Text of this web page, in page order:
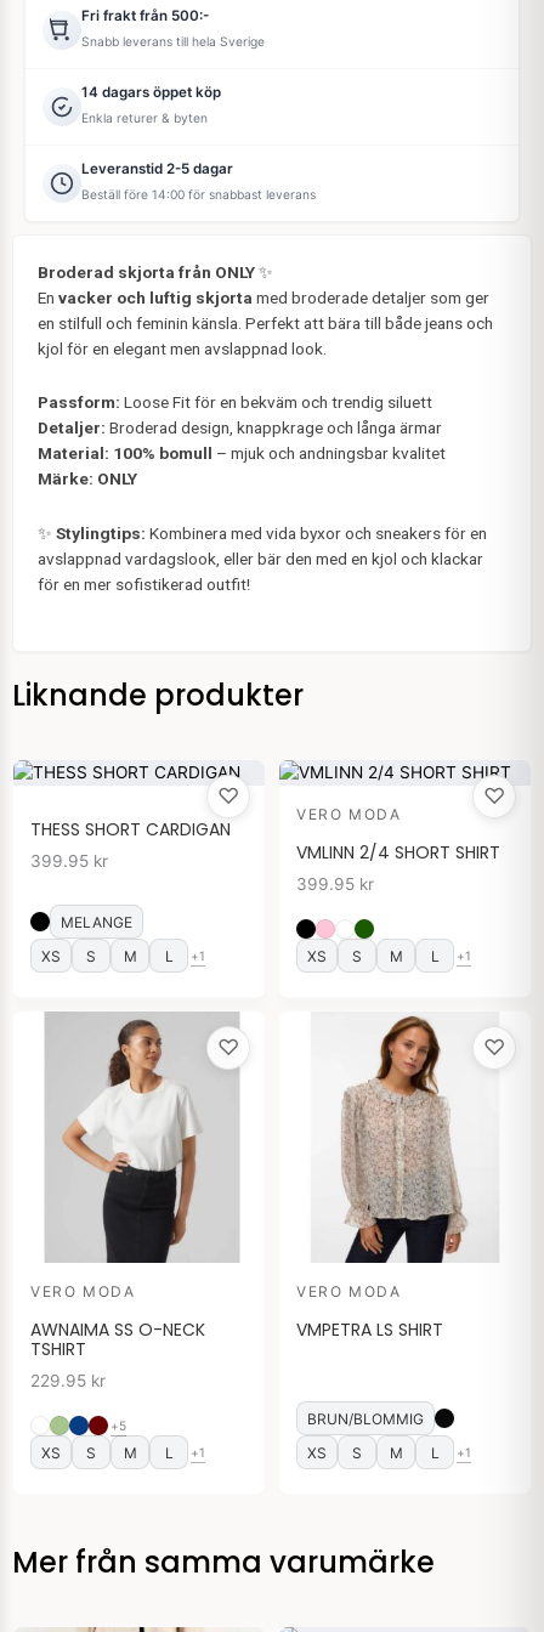
Fri frakt från 500:-
Snabb leverans till hela Sverige
14 dagars öppet köp
Enkla returer & byten
Leveranstid 2-5 dagar
Beställ före 14:00 för snabbast leverans
Broderad skjorta från ONLY✨
En vacker och luftig skjorta med broderade detaljer som ger
en stilfull och feminin känsla. Perfekt att bära till både jeans och
kjol för en elegant men avslappnad look.
Passform: Loose Fit för en bekväm och trendig siluett
Detaljer: Broderad design, knappkrage och långa ärmar
Material: 100% bomull – mjuk och andningsbar kvalitet
Märke: ONLY
✨ Stylingtips: Kombinera med vida byxor och sneakers för en
avslappnad vardagslook, eller bär den med en kjol och klackar
för en mer sofistikerad outfit!
Liknande produkter
♡
THESS SHORT CARDIGAN
399.95 kr
MELANGE
XS
S M L +1
♡
VERO MODA
VMLINN 2/4 SHORT SHIRT
399.95 kr
XS S M L +1
♡
VERO MODA
AWNAIMA SS O-NECK
TSHIRT
229.95 kr
+5
XS S M L +1
♡
VERO MODA
VMPETRA LS SHIRT
BRUN/BLOMMIG
XS
S M L +1
Mer från samma varumärke